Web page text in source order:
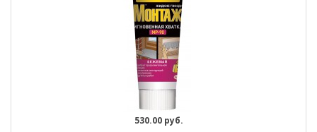
530.00 руб.